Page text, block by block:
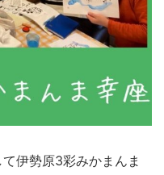
伊勢原3彩みかまんま